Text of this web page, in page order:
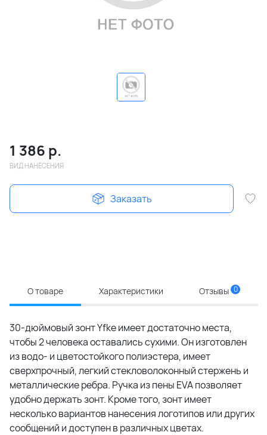
1 386 р.
ВИД НАНЕСЕНИЯ
Заказать
О товаре Характеристики Отзывы 0
30-дюймовый зонт Yfke имеет достаточно места,
чтобы 2 человека оставались сухими. Он изготовлен
из водо- и цветостойкого полиэстера, имеет
сверхпрочный, легкий стекловолоконный стержень и
металлические ребра. Ручка из пены EVA позволяет
удобно держать зонт. Кроме того, зонт имеет
несколько вариантов нанесения логотипов или других
сообщений и доступен в различных цветах.